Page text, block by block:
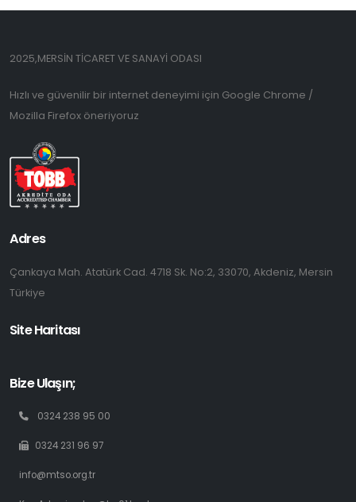
2025,MERSİN TİCARET VE SANAYİ ODASI
Hızlı ve güvenilir bir internet deneyimi için Google Chrome /
Mozilla Firefox öneriyoruz
Adres
Çankaya Mah. Atatürk Cad. 4718 Sk. No:2, 33070, Akdeniz, Mersin
Türkiye
Site Haritası
Bize Ulaşın;
0324 238 95 00
0324 231 96 97
info@mtso.org.tr